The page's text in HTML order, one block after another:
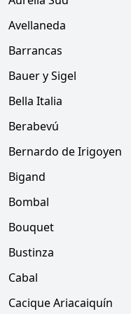
Avellaneda
Barrancas
Bauer y Sigel
Bella Italia
Berabevú
Bernardo de Irigoyen
Bigand
Bombal
Bouquet
Bustinza
Cabal
Cacique Ariacaiquín